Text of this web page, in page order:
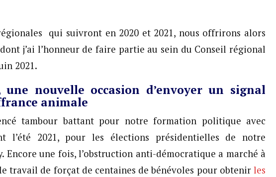
qui suivront en 2020 et 2021, nous offrirons alors
j’ai l’honneur de faire partie au sein du Conseil régional
2021.
une nouvelle occasion d’envoyer un signal
animale
tambour battant pour notre formation politique avec
l’été 2021, pour les élections présidentielles de notre
Encore une fois, l’obstruction anti-démocratique a marché à
travail de forçat de centaines de bénévoles pour obtenir les